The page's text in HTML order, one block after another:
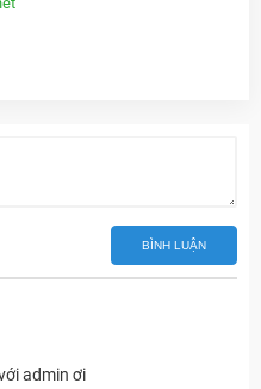
BÌNH LUẬN
admin ơi